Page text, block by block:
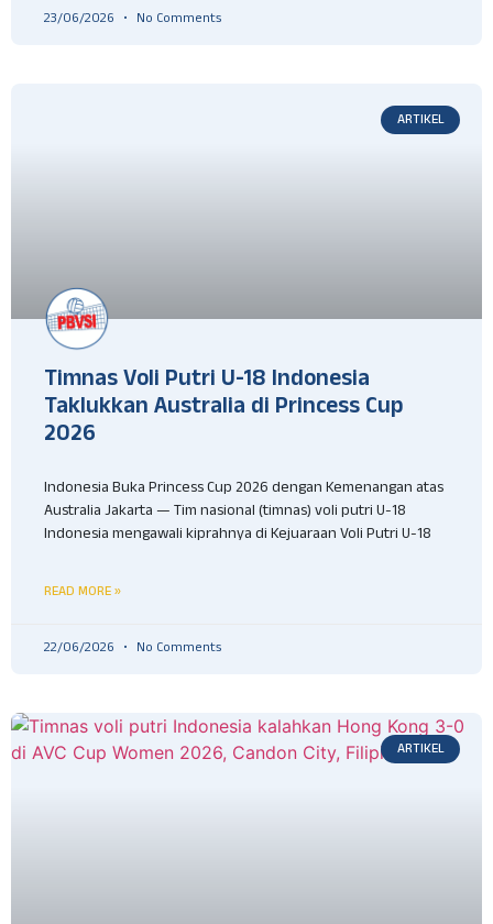
23/06/2026 No Comments
ARTIKEL
Timnas Voli Putri U-18 Indonesia
Taklukkan Australia di Princess Cup
2026
Indonesia Buka Princess Cup 2026 dengan Kemenangan atas
Australia Jakarta — Tim nasional (timnas) voli putri U-18
Indonesia mengawali kiprahnya di Kejuaraan Voli Putri U-18
READ MORE »
22/06/2026 No Comments
ARTIKEL